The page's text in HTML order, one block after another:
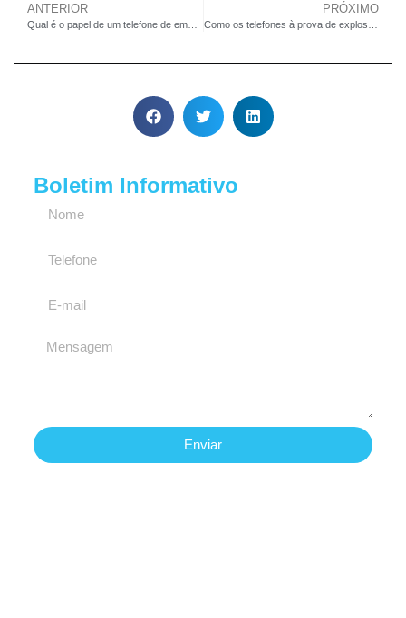
ANTERIOR PRÓXIMO
Boletim Informativo
Enviar